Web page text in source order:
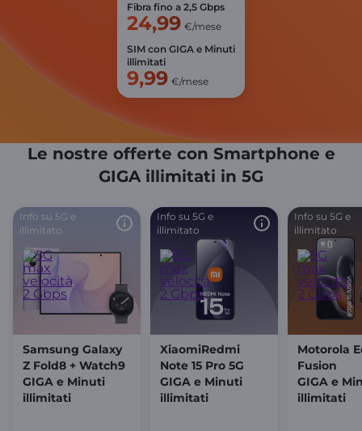
Fibra fino a 2,5 Gbps
24,99 €/mese
SIM con GIGA e Minuti
illimitati
9,99 €/mese
Le nostre offerte con Smartphone e
GIGA illimitati in 5G
Info su 5G e
illimitato
Samsung Galaxy
Z Fold8 + Watch9
GIGA e Minuti
illimitati
Info su 5G e
illimitato
XiaomiRedmi
Note 15 Pro 5G
GIGA e Minuti
illimitati
Info su 5G e
illimitato
Motorola
Fusion
GIGA e
illimitati